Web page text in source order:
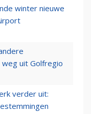
winter nieuwe
uit Golfregio
verder uit: